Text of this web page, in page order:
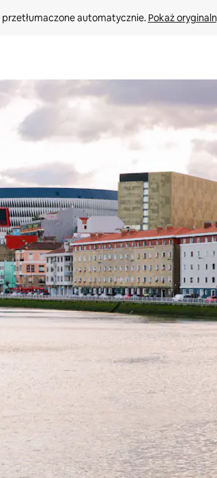
automatycznie. Pokaż
strzałek w górę i w dół lub przeglądać je